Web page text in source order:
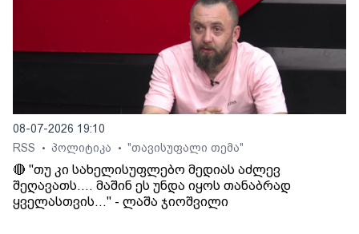
08-07-2026 19:10
RSS
• პოლიტიკა • "თავისუფალი თემა"
🔴 "თუ კი სახელისუფლებო მედიას აძლევ
შეღავათს.... მაშინ ეს უნდა იყოს თანაბრად
ყველასთვის..." - ლაშა ჯიოშვილი